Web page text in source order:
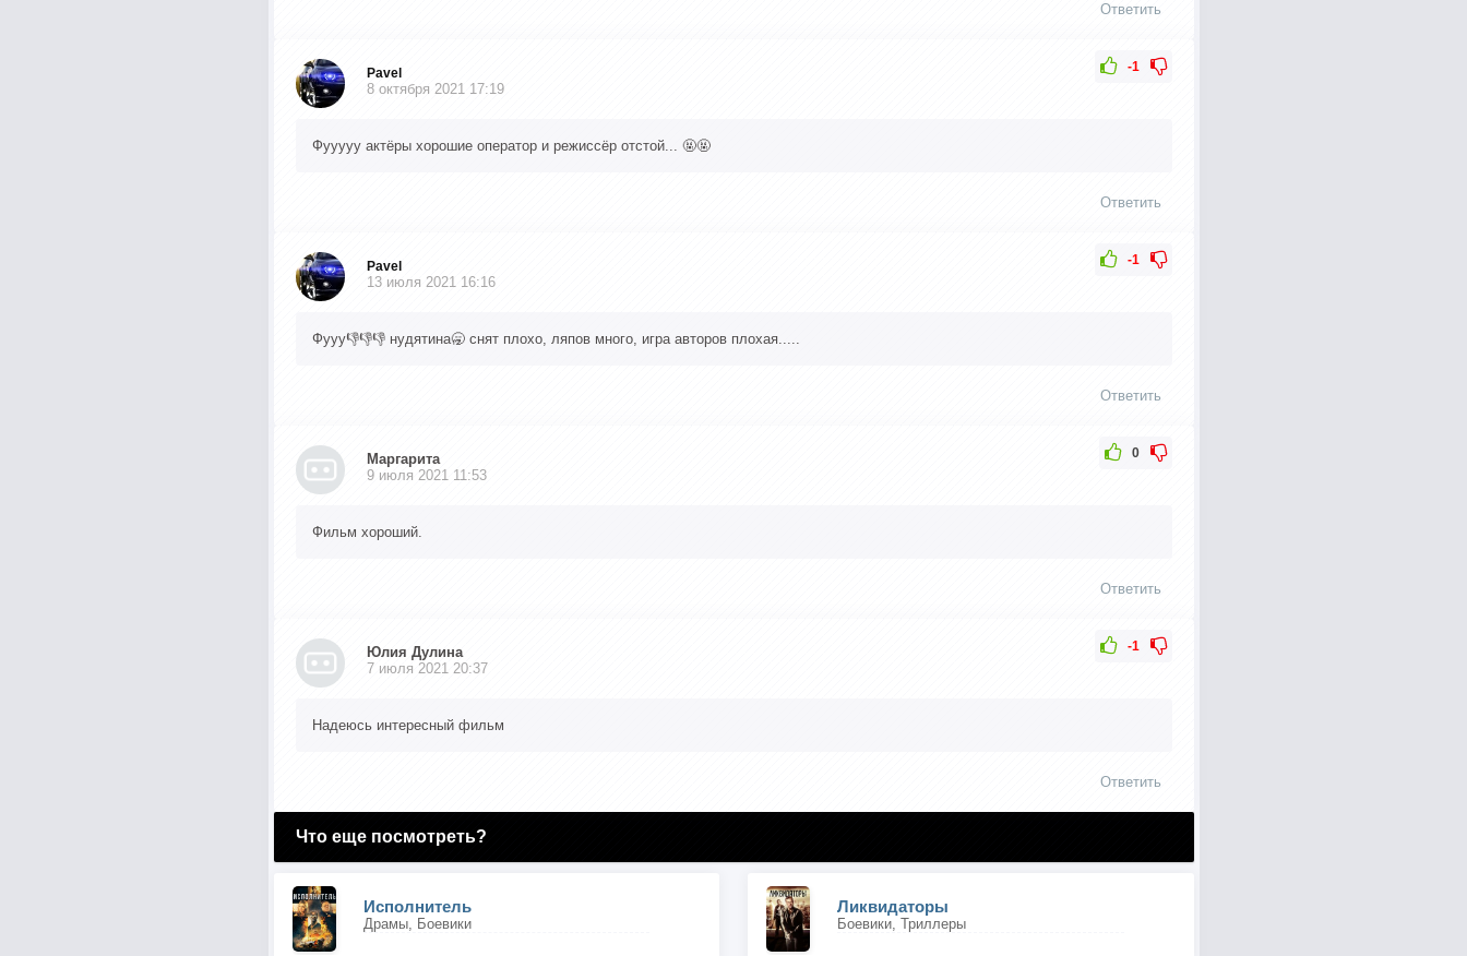
Ответить
-1
Pavel
8 октября 2021 17:19
Фууууу актëры хорошие оператор и режиссёр отстой... 🤬🤬
Ответить
-1
Pavel
13 июля 2021 16:16
Фууу👎👎👎 нудятина🥱 снят плохо, ляпов много, игра авторов плохая.....
Ответить
0
Маргарита
9 июля 2021 11:53
Фильм хороший.
Ответить
-1
Юлия Дулина
7 июля 2021 20:37
Надеюсь интересный фильм
Ответить
Что еще посмотреть?
Исполнитель
Драмы, Боевики
Ликвидаторы
Боевики, Триллеры